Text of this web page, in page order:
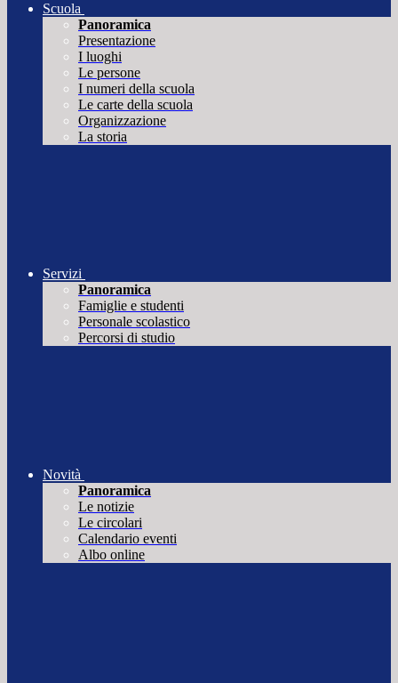
Scuola
Panoramica
Presentazione
I luoghi
Le persone
I numeri della scuola
Le carte della scuola
Organizzazione
La storia
Servizi
Panoramica
Famiglie e studenti
Personale scolastico
Percorsi di studio
Novità
Panoramica
Le notizie
Le circolari
Calendario eventi
Albo online